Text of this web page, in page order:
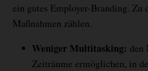
ein gutes Employer-Branding. Zu
Maßnahmen zählen.
Weniger Multitasking: den
Zeiträume ermöglichen, in